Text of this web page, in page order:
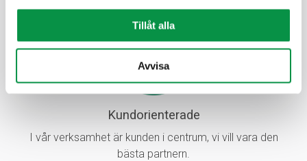
länken i nedre delen av sidan.
Tillåt alla
Avvisa
Kundorienterade
I vår verksamhet är kunden i centrum, vi vill vara den
bästa partnern.